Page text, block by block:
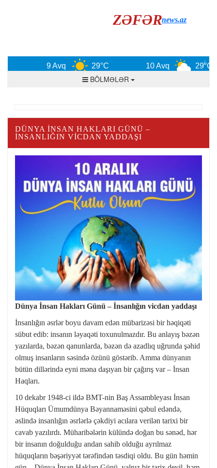
ZƏFƏRnews.az
9 Avq 29°C 10 Avq 29°C
BÖLMƏLƏR
DÜNYA İNSAN HAKLARI GÜNÜ –
İNSANLIĞIN VICDAN YADDAŞI
Dünya İnsan Hakları Günü – İnsanlığın vicdan yaddaşı
İnsanlığın əsrlər boyu davam edən mübarizəsi bir həqiqəti
sübut edib: insanın ləyaqəti toxunulmazdır. Bu anlayış bəzən
yazılarda, bəzən qanunlarda, bəzən də azadlıq uğrunda şəhid
olmuş insanların səsində özünü göstərib. Amma dünyanın
bütün dillərində eyni məna daşıyan bir çağırış var – İnsan
Haqları.
10 dekabr 1948-ci ildə BMT-nin Baş Assambleyası İnsan
Hüquqları Ümumdünya Bəyannaməsini qəbul edəndə,
əslində insanlığın əsrlərlə çəkdiyi acılara verilən tarixi bir
cavab yazılırdı. Müharibələrin külündə doğan bu sənəd, hər
bir insanın doğulduğu andan sahib olduğu ayrılmaz
hüquqların bəşəriyyət tərəfindən təsdiqi oldu. Bu gün həmin